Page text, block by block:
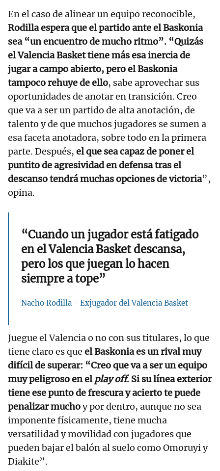
En el caso de alinear un equipo reconocible,
Rodilla espera que el partido ante el Baskonia
sea “un encuentro de mucho ritmo”. “Quizás
el Valencia Basket tiene más esa inercia de
jugar a campo abierto, pero el Baskonia
tampoco rehuye de ello, sabe aprovechar sus
oportunidades de anotar en transición. Creo
que va a ser un partido de alta anotación, de
talento y de que muchos jugadores se sumen a
esa faceta anotadora, sobre todo en la primera
parte. Después, el que sea capaz de poner el
puntito de agresividad en defensa tras el
descanso tendrá muchas opciones de victoria”,
opina.
“Cuando un jugador está fatigado
en el Valencia Basket descansa,
pero los que juegan lo hacen
siempre a tope”
Nacho Rodilla - Exjugador del Valencia Basket
Juegue el Valencia o no con sus titulares, lo que
tiene claro es que el Baskonia es un rival muy
difícil de superar: “Creo que va a ser un equipo
muy peligroso en elplay off. Si su línea exterior
tiene ese punto de frescura y acierto te puede
penalizar muchoy por dentro, aunque no sea
imponente físicamente, tiene mucha
versatilidad y movilidad con jugadores que
pueden bajar el balón al suelo como Omoruyi y
Diakite”.